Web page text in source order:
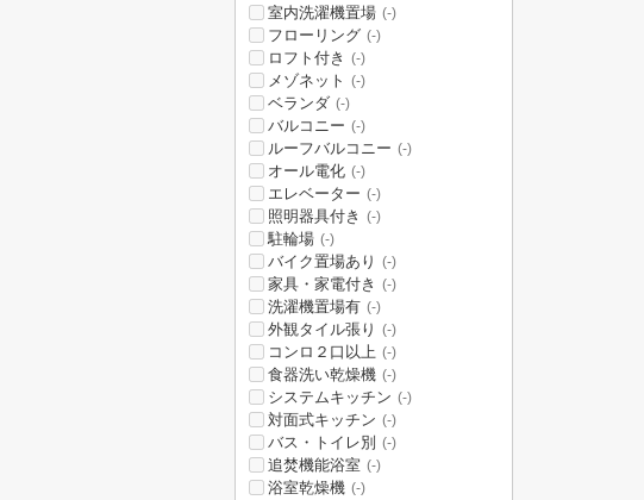
室内洗濯機置場 (-)
フローリング (-)
ロフト付き (-)
メゾネット (-)
ベランダ (-)
バルコニー (-)
ルーフバルコニー (-)
オール電化 (-)
エレベーター (-)
照明器具付き (-)
駐輪場 (-)
バイク置場あり (-)
家具・家電付き (-)
洗濯機置場有 (-)
外観タイル張り (-)
コンロ２口以上 (-)
食器洗い乾燥機 (-)
システムキッチン (-)
対面式キッチン (-)
バス・トイレ別 (-)
追焚機能浴室 (-)
浴室乾燥機 (-)